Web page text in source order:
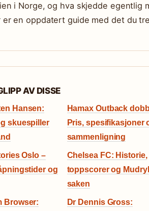
i Norge, og hva skjedde egentlig
er en oppdatert guide med det du
AV DISSE
Hansen:
skuespiller
Hamax Outback
Pris, spesifikasjoner
sammenligning
Oslo –
og
Chelsea FC: Historie,
toppscorer og
saken
Browser:
Dr Dennis Gross: